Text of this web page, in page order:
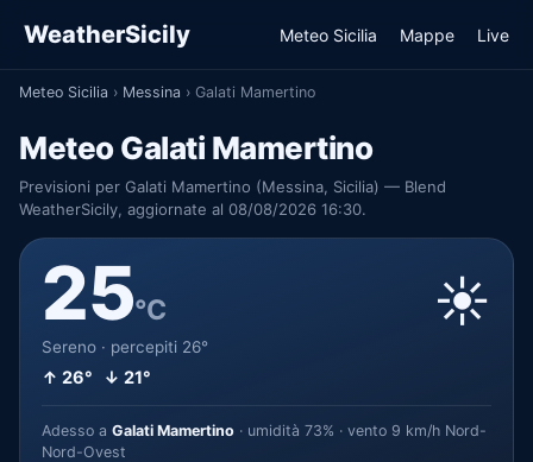
WeatherSicily Meteo Sicilia Mappe Live
Meteo Sicilia › Messina › Galati Mamertino
Meteo Galati Mamertino
Previsioni per Galati Mamertino (Messina, Sicilia) — Blend
WeatherSicily, aggiornate al 08/08/2026 16:30.
25°C
Sereno · percepiti 26°
↑ 26° ↓ 21°
☀️
Adesso a Galati Mamertino · umidità 73% · vento 9 km/h Nord-
Nord-Ovest